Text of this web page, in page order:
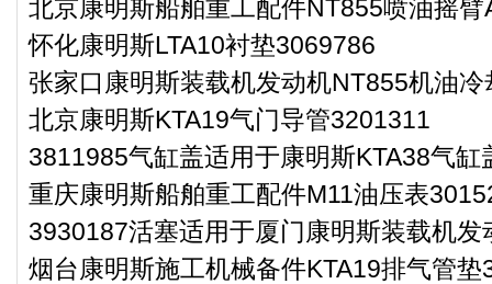
北京康明斯船舶重工配件NT855喷油摇臂
怀化康明斯LTA10衬垫3069786
张家口康明斯装载机发动机NT855机油
北京康明斯KTA19气门导管3201311
3811985气缸盖适用于康明斯KTA38气缸
重庆康明斯船舶重工配件M11油压表
3930187活塞适用于厦门康明斯装载机
烟台康明斯施工机械备件KTA19排气管垫